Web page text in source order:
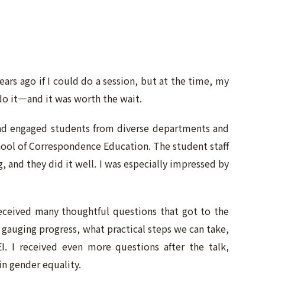
ago if I could do a session, but at the time, my
it—and it was worth the wait.
students from diverse departments and
of Correspondence Education. The student staff
and they did it well. I was especially impressed by
many thoughtful questions that got to the
progress, what practical steps we can take,
I received even more questions after the talk,
gender equality.